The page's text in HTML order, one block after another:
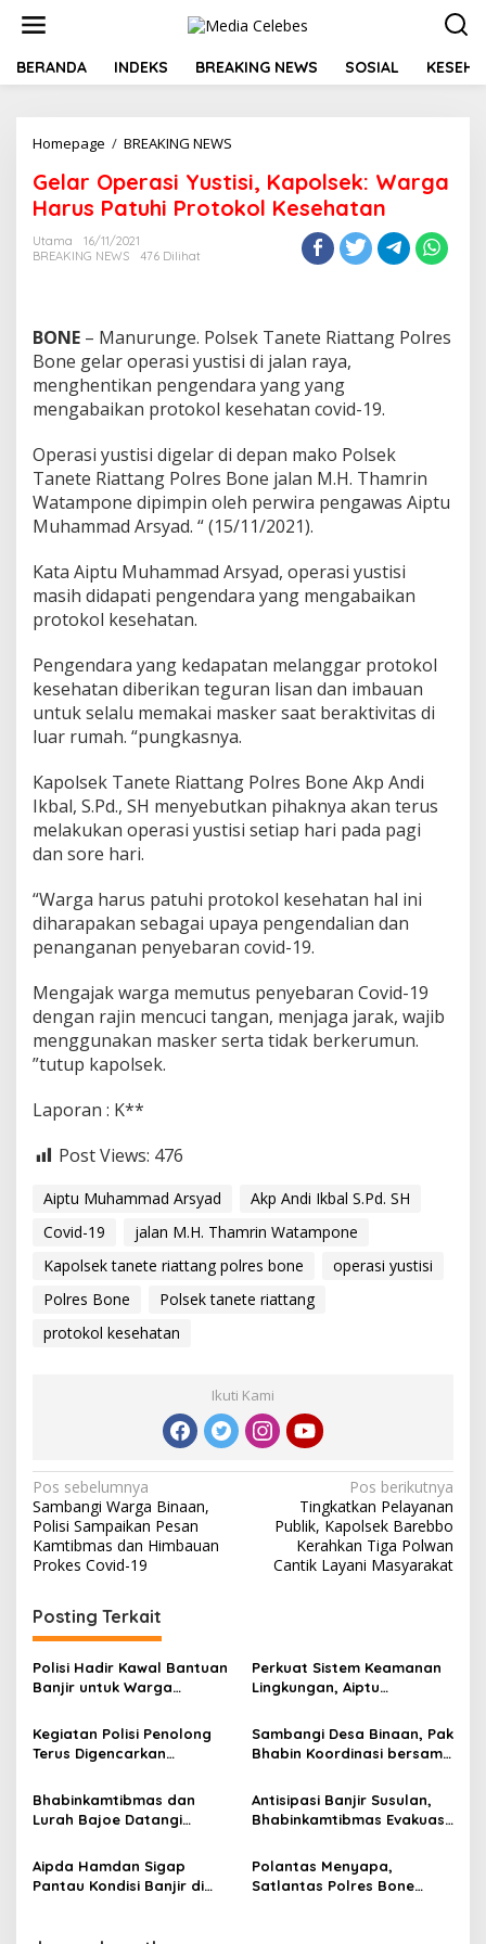
t
BERANDA INDEKS BREAKING NEWS SOSIAL
Homepage / BREAKING NEWS
l
a
r
s
i
Y
u
s
s
i
,
K
p
o
k
:
W
a
r
a
H
a
P
a
t
i
P
r
e
h
a
t
Gelar Operasi Yustisi, Kapolsek: Warga
Harus Patuhi Protokol Kesehatan
Utama
16/11/2021
BREAKING NEWS
476 Dilihat
BONE – Manurunge. Polsek Tanete Riattang Polres
Bone gelar operasi yustisi di jalan raya,
menghentikan pengendara yang yang
mengabaikan protokol kesehatan covid-19.
Operasi yustisi digelar di depan mako Polsek
Tanete Riattang Polres Bone jalan M.H. Thamrin
Watampone dipimpin oleh perwira pengawas Aiptu
Muhammad Arsyad. “ (15/11/2021).
Kata Aiptu Muhammad Arsyad, operasi yustisi
masih didapati pengendara yang mengabaikan
protokol kesehatan.
Pengendara yang kedapatan melanggar protokol
kesehatan diberikan teguran lisan dan imbauan
untuk selalu memakai masker saat beraktivitas di
luar rumah. “pungkasnya.
Kapolsek Tanete Riattang Polres Bone Akp Andi
Ikbal, S.Pd., SH menyebutkan pihaknya akan terus
melakukan operasi yustisi setiap hari pada pagi
dan sore hari.
“Warga harus patuhi protokol kesehatan hal ini
diharapakan sebagai upaya pengendalian dan
penanganan penyebaran covid-19.
Mengajak warga memutus penyebaran Covid-19
dengan rajin mencuci tangan, menjaga jarak, wajib
menggunakan masker serta tidak berkerumun.
”tutup kapolsek.
Laporan : K**
Post Views: 476
Aiptu Muhammad Arsyad
Akp Andi Ikbal S.Pd. SH
Covid-19
jalan M.H. Thamrin Watampone
Kapolsek tanete riattang polres bone
operasi yustisi
Polres Bone
Polsek tanete riattang
protokol kesehatan
Ikuti Kami
N
a
v
i
g
a
s
i
p
o
s
Pos sebelumnya
Sambangi Warga Binaan,
Polisi Sampaikan Pesan
Kamtibmas dan Himbauan
Prokes Covid-19
Pos berikutnya
Tingkatkan Pelayanan
Publik, Kapolsek Barebbo
Kerahkan Tiga Polwan
Cantik Layani Masyarakat
Posting Terkait
Polisi Hadir Kawal Bantuan
Banjir untuk Warga
Salurkan Logistik
Kemanusiaan
Perkuat Sistem Keamanan
Lingkungan, Aiptu
Sambangi Pos Satkamling
Kegiatan Polisi Penolong
Terus Digencarkan
Dalam Melayani
Masyarakat
Sambangi Desa Binaan, Pak
Bhabin Koordinasi bersama
Kamtibmas
Bhabinkamtibmas dan
Lurah Bajoe Datangi
Dunia Akibat Banjir
Antisipasi Banjir Susulan,
Bhabinkamtibmas Evakuasi
Sitoppoe
Aipda Hamdan Sigap
Pantau Kondisi Banjir di
Polantas Menyapa,
Satlantas Polres Bone